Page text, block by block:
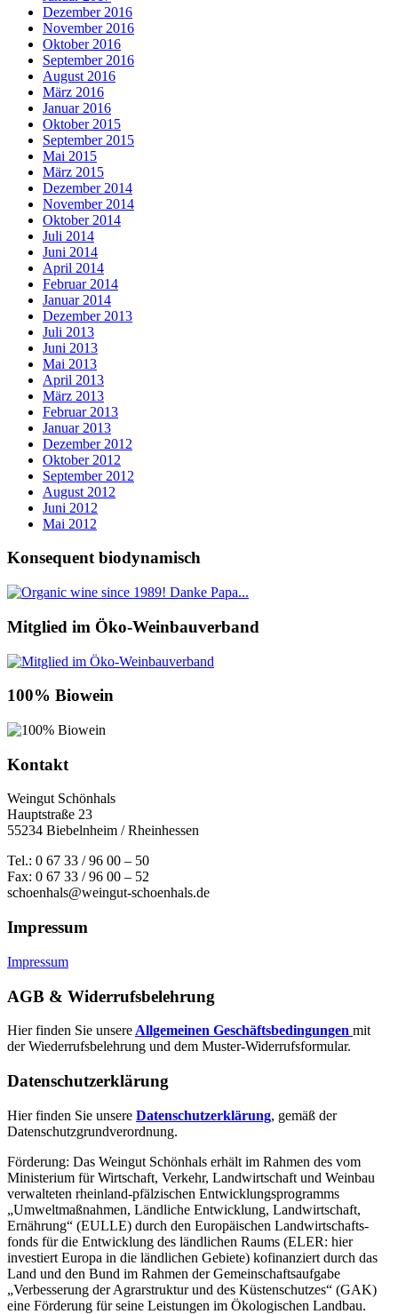
Dezember 2016
November 2016
Oktober 2016
September 2016
August 2016
März 2016
Januar 2016
Oktober 2015
September 2015
Mai 2015
März 2015
Dezember 2014
November 2014
Oktober 2014
Juli 2014
Juni 2014
April 2014
Februar 2014
Januar 2014
Dezember 2013
Juli 2013
Juni 2013
Mai 2013
April 2013
März 2013
Februar 2013
Januar 2013
Dezember 2012
Oktober 2012
September 2012
August 2012
Juni 2012
Mai 2012
Konsequent biodynamisch
Mitglied im Öko-Weinbauverband
100% Biowein
Kontakt
Weingut Schönhals
Hauptstraße 23
55234 Biebelnheim / Rheinhessen
Tel.: 0 67 33 / 96 00 – 50
Fax: 0 67 33 / 96 00 – 52
schoenhals@weingut-schoenhals.de
Impressum
Impressum
AGB & Widerrufsbelehrung
Hier finden Sie unsere Allgemeinen Geschäftsbedingungen mit
der Wiederrufsbelehrung und dem Muster-Widerrufsformular.
Datenschutzerklärung
Hier finden Sie unsere Datenschutzerklärung, gemäß der
Datenschutzgrundverordnung.
Förderung: Das Weingut Schönhals erhält im Rahmen des vom
Minis­terium für Wirtschaft, Verkehr, Land­wirt­schaft und Weinbau
verwal­teten rhein­land-pfälzischen Entwick­lungs­programms
„Umwelt­maßnahmen, Länd­liche Entwick­lung, Landwirt­schaft,
Ernährung“ (EULLE) durch den Euro­päischen Land­wirtschafts­
fonds für die Entwick­lung des länd­lichen Raums (ELER: hier
investiert Europa in die ländlichen Gebiete) kofinanziert durch das
Land und den Bund im Rahmen der Gemein­schafts­aufgabe
„Verbes­serung der Agrar­struktur und des Küsten­schutzes“ (GAK)
eine Förderung für seine Leis­tungen im Ökolo­gischen Landbau.